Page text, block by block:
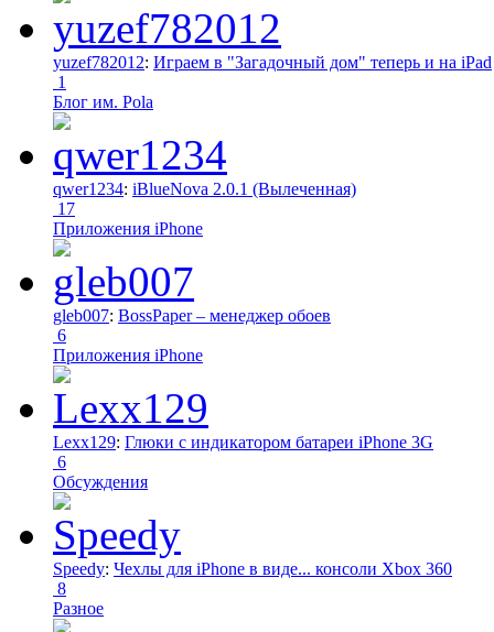
yuzef782012: Играем в "Загадочный дом" теперь и на iPad
1
Блог им. Pola
qwer1234: iBlueNova 2.0.1 (Вылеченная)
17
Приложения iPhone
gleb007: BossPaper – менеджер обоев
6
Приложения iPhone
Lexx129: Глюки с индикатором батареи iPhone 3G
6
Обсуждения
Speedy: Чехлы для iPhone в виде... консоли Xbox 360
8
Разное